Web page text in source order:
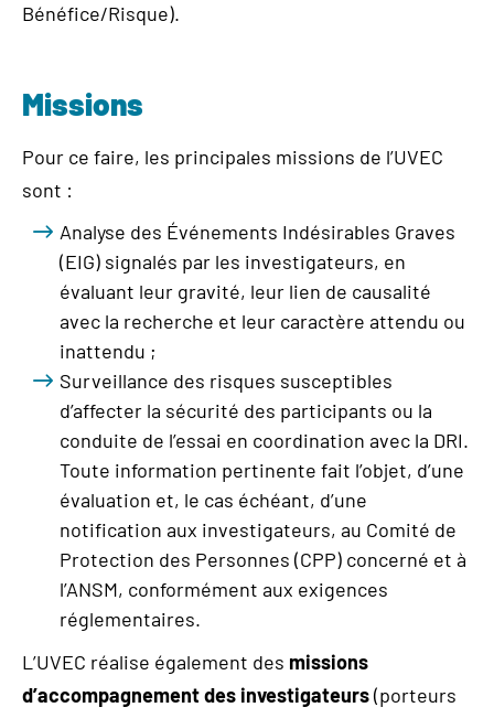
Bénéfice/Risque).
Missions
Pour ce faire, les principales missions de l’UVEC
sont :
Analyse des Événements Indésirables Graves
(EIG) signalés par les investigateurs, en
évaluant leur gravité, leur lien de causalité
avec la recherche et leur caractère attendu ou
inattendu ;
Surveillance des risques susceptibles
d’affecter la sécurité des participants ou la
conduite de l’essai en coordination avec la DRI.
Toute information pertinente fait l’objet, d’une
évaluation et, le cas échéant, d’une
notification aux investigateurs, au Comité de
Protection des Personnes (CPP) concerné et à
l’ANSM, conformément aux exigences
réglementaires.
L’UVEC réalise également des missions
d’accompagnement des investigateurs(porteurs